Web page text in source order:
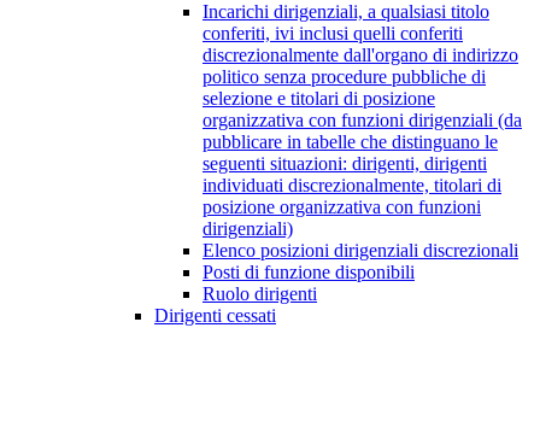
Incarichi dirigenziali, a qualsiasi titolo
conferiti, ivi inclusi quelli conferiti
discrezionalmente dall'organo di indirizzo
politico senza procedure pubbliche di
selezione e titolari di posizione
organizzativa con funzioni dirigenziali (da
pubblicare in tabelle che distinguano le
seguenti situazioni: dirigenti, dirigenti
individuati discrezionalmente, titolari di
posizione organizzativa con funzioni
dirigenziali)
Elenco posizioni dirigenziali discrezionali
Posti di funzione disponibili
Ruolo dirigenti
Dirigenti cessati